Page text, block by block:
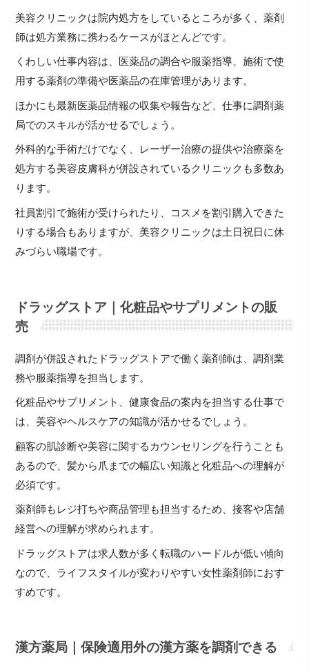
美容クリニックは院内処方をしているところが多く、薬剤
師は処方業務に携わるケースがほとんどです。
くわしい仕事内容は、医薬品の調合や服薬指導、施術で使
用する薬剤の準備や医薬品の在庫管理があります。
ほかにも最新医薬品情報の収集や報告など、仕事に調剤薬
局でのスキルが活かせるでしょう。
外科的な手術だけでなく、レーザー治療の提供や治療薬を
処方する美容皮膚科が併設されているクリニックも多数あ
ります。
社員割引で施術が受けられたり、コスメを割引購入できた
りする場合もありますが、美容クリニックは土日祝日に休
みづらい職場です。
ドラッグストア｜化粧品やサプリメントの販
売
調剤が併設されたドラッグストアで働く薬剤師は、調剤業
務や服薬指導を担当します。
化粧品やサプリメント、健康食品の案内を担当する仕事で
は、美容やヘルスケアの知識が活かせるでしょう。
顧客の肌診断や美容に関するカウンセリングを行うことも
あるので、髪から爪までの幅広い知識と化粧品への理解が
必須です。
薬剤師もレジ打ちや商品管理も担当するため、接客や店舗
経営への理解が求められます。
ドラッグストアは求人数が多く転職のハードルが低い傾向
なので、ライフスタイルが変わりやすい女性薬剤師におす
すめです。
漢方薬局｜保険適用外の漢方薬を調剤できる